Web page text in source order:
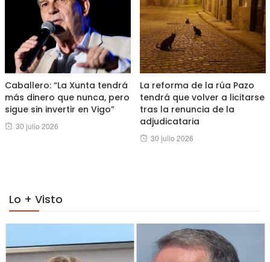
Caballero: “La Xunta tendrá
más dinero que nunca, pero
sigue sin invertir en Vigo”
Posted
30 julio 2026
La reforma de la rúa Pazo
tendrá que volver a licitarse
tras la renuncia de la
adjudicataria
Posted
30 julio 2026
Lo + Visto